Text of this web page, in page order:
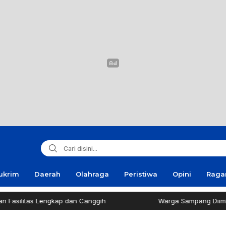
Daerah Olahraga Peristiwa Opini
Lengkap dan Canggih Warga Sampang Diimbau